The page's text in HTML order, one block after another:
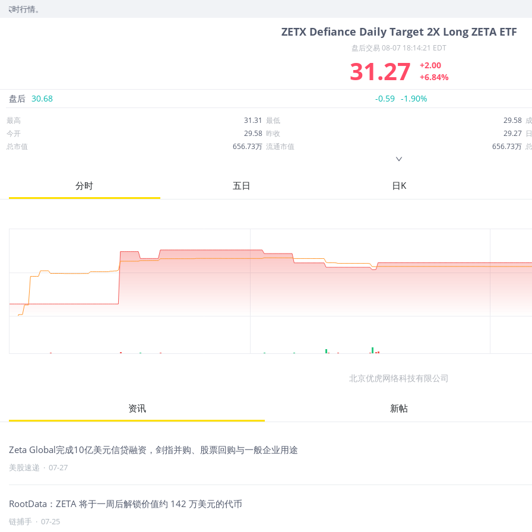
。
ZETX Defiance Daily Target 2X Long ZETA ETF
盘后交易 08-07 18:14:21 EDT
31.27
+2.00
+6.84%
盘后 30.68 -0.59 -1.90%
最高 31.31 最低 29.58
今开
29.58 昨收 29.27
总市值
656.73万 流通市值 656.73万
35.77
股息
分时 五日 日K
北京优虎网络科技有限公司
资讯 新帖
Zeta Global完成10亿美元信贷融资，剑指并购、股票回购与一般企业用途
美股速递 · 07-27
RootData：ZETA 将于一周后解锁价值约 142 万美元的代币
链捕手 · 07-25